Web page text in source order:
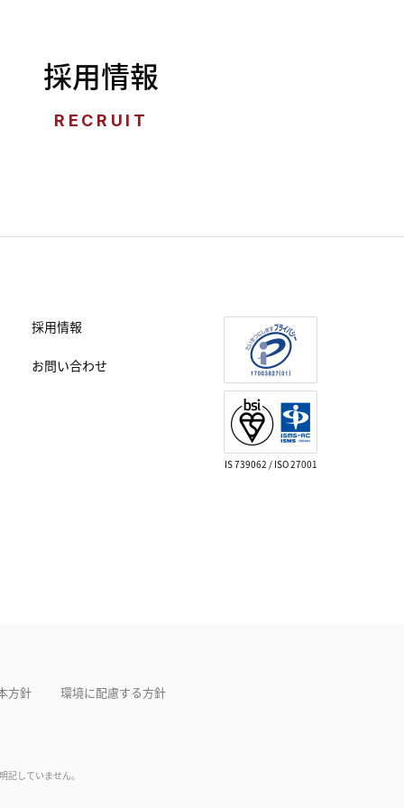
採用情報
RECRUIT
採用情報
お問い合わせ
IS 739062 / ISO 27001
方針 環境に配慮する方針
していません。